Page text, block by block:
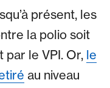
présent, les
la polio soit
par le VPI. Or, le
au niveau